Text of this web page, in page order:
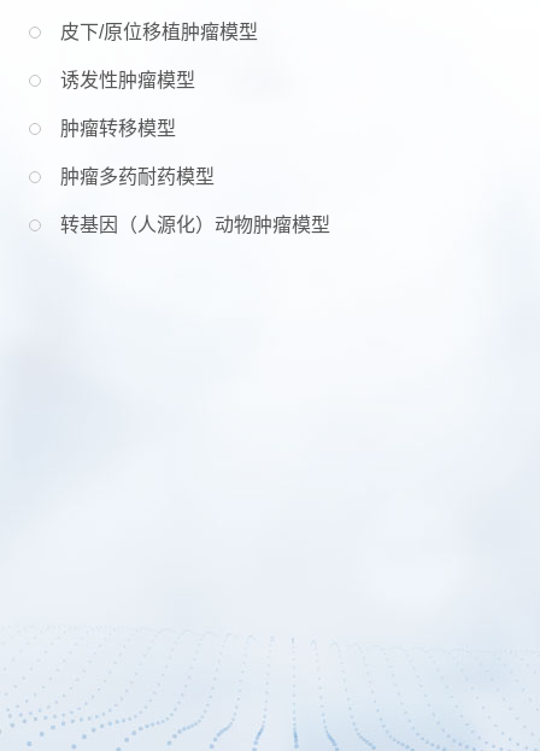
皮下/原位移植肿瘤模型
诱发性肿瘤模型
肿瘤转移模型
肿瘤多药耐药模型
转基因（人源化）动物肿瘤模型